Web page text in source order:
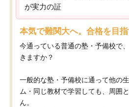
が実力の証
本気で難関大へ。合格を目指
今通っている普通の塾・予備校で
きますか？
一般的な塾・予備校に通って他の
ム・同じ教材で学習しても、周囲
ん。